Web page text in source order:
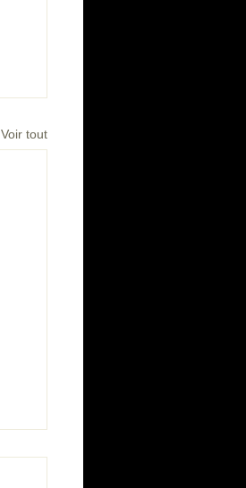
Voir tout